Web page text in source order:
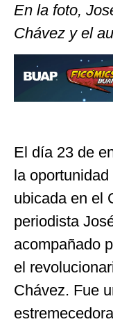
En la foto,
Chávez y el
El día 23 de
la
ubicada en el
periodista
acompañado
el
Chávez. Fue